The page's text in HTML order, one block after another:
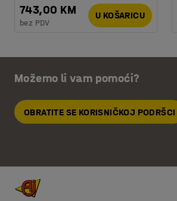
743,00 KM
bez PDV
U KOŠARICU
Možemo li vam pomoći?
OBRATITE SE KORISNIČKOJ PODRŠCI